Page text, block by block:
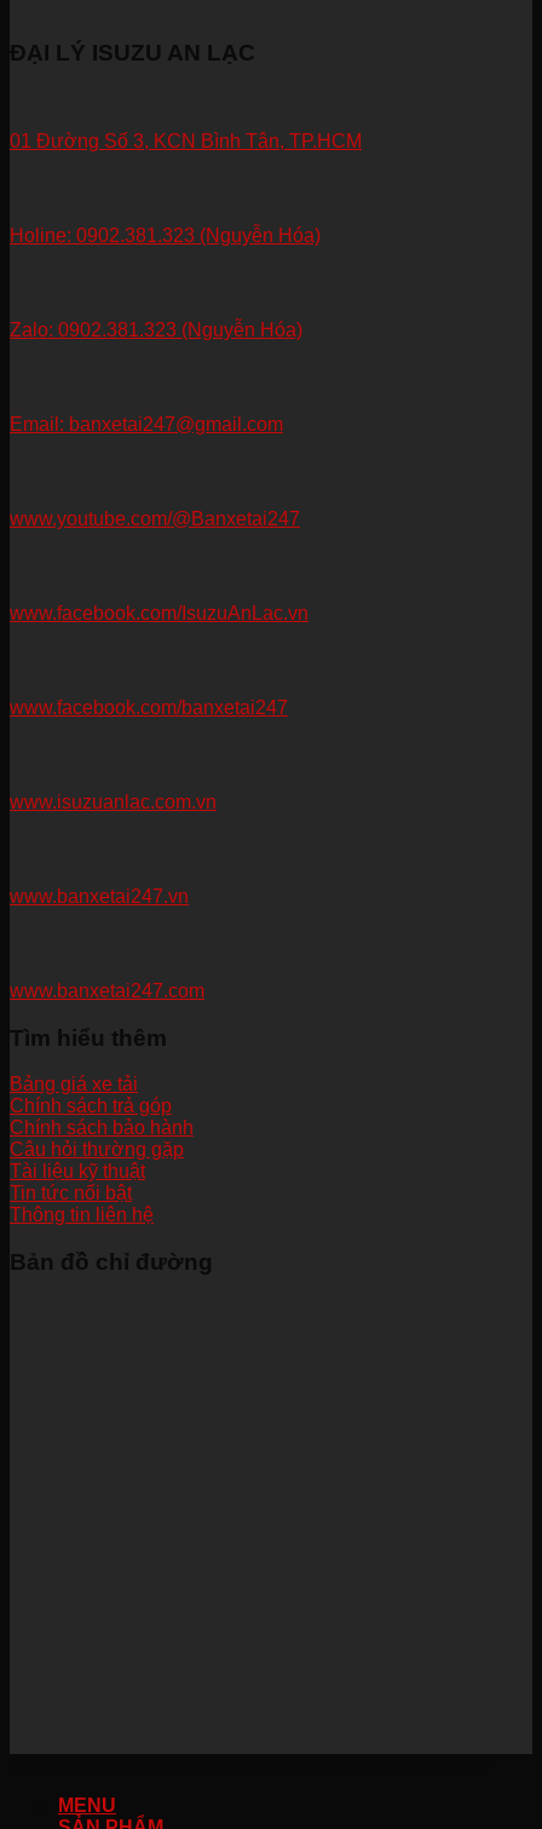
ĐẠI LÝ ISUZU AN LẠC
01 Đường Số 3, KCN Bình Tân, TP.HCM
Holine: 0902.381.323 (Nguyễn Hóa)
Zalo: 0902.381.323 (Nguyễn Hóa)
Email: banxetai247@gmail.com
www.youtube.com/@Banxetai247
www.facebook.com/IsuzuAnLac.vn
www.facebook.com/banxetai247
www.isuzuanlac.com.vn
www.banxetai247.vn
www.banxetai247.com
Tìm hiểu thêm
Bảng giá xe tải
Chính sách trả góp
Chính sách bảo hành
Câu hỏi thường gặp
Tài liệu kỹ thuật
Tin tức nổi bật
Thông tin liên hệ
Bản đồ chỉ đường
MENU